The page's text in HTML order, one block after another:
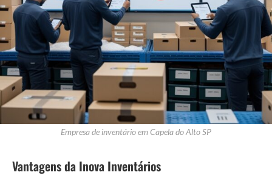
Empresa de inventário em Capela do Alto SP
Vantagens da Inova Inventários